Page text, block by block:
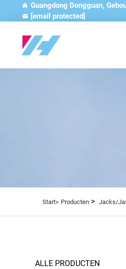
Guangdong Dongguan,
[email protected]
Start> Producten > Jacks/
ALLE PRODUCTEN